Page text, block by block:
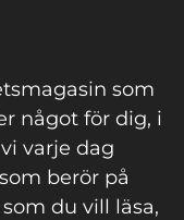
som
något för dig, i
varje dag
berör på
du vill läsa,